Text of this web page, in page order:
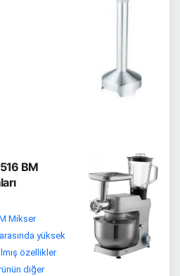
BM
Mikser
yüksek
özellikler
diğer